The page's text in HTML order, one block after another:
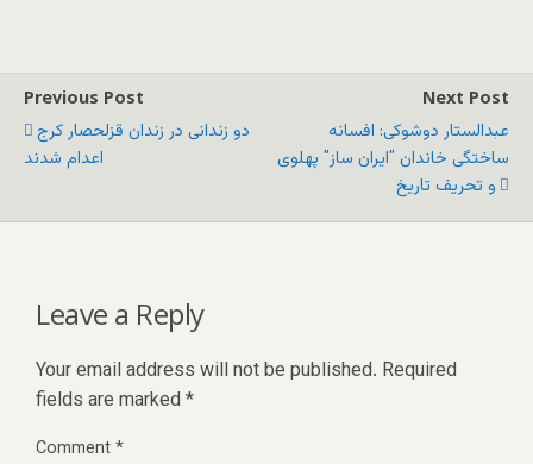
Previous Post
دو زندانی در زندان قزلحصار کرج
اعدام شدند
Next Post
عبدالستار دوشوکی: افسانه
ساختگی خاندان "ایران ساز" پهلوی
و تحریف تاریخ
Leave a Reply
Your email address will not be published. Required
fields are marked *
Comment*